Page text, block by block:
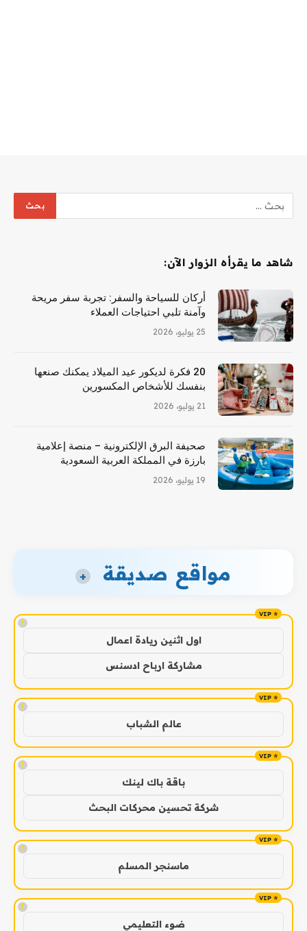
شاهد ما يقرأه الزوار الآن:
أركان للسياحة والسفر: تجربة سفر مريحة
وآمنة تلبي احتياجات العملاء
25 يوليو، 2026
20 فكرة لديكور عيد الميلاد يمكنك صنعها
بنفسك للأشخاص المكسورين
21 يوليو، 2026
صحيفة البرق الإلكترونية – منصة إعلامية
بارزة في المملكة العربية السعودية
19 يوليو، 2026
مواقع صديقة +
!
اول اثنين ريادة اعمال
مشاركة ارباح ادسنس
!
عالم الشباب
!
باقة باك لينك
شركة تحسين محركات البحث
!
ماسنجر المسلم
!
ضوء التعليمي